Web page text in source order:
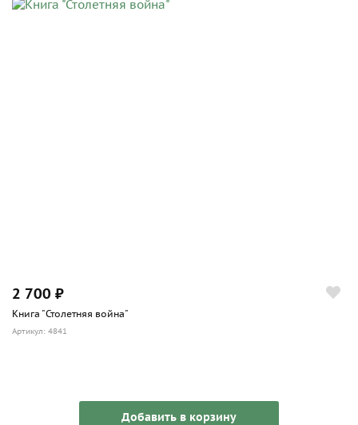
2 700 ₽
Книга "Столетняя война"
Артикул: 4841
Добавить в корзину